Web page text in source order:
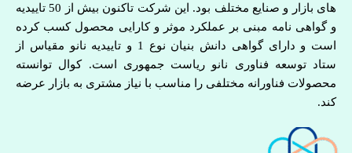
های بازار و صنایع مختلف بود. این شرکت تاکنون بیش از 50 تاییدیه
و گواهی نامه مبنی بر عملکرد موثر و کارایی محصول کسب کرده
است و دارای گواهی دانش بنیان نوع 1 و تاییدیه نانو مقیاس از
ستاد توسعه فناوری نانو ریاست جمهوری است. کوال توانسته
محصولات فناورانه مختلفی را مناسب با نیاز مشتری به بازار عرضه
کند.